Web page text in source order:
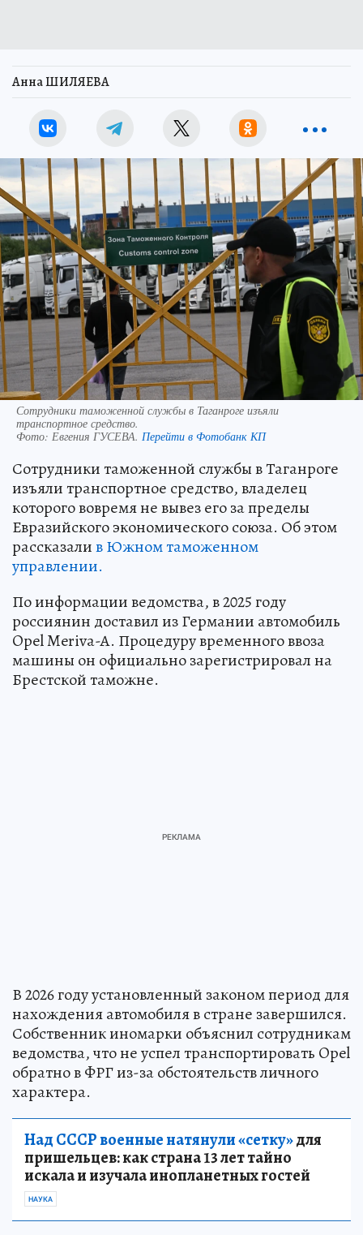
Анна ШИЛЯЕВА
Сотрудники таможенной службы в Таганроге изъяли
транспортное средство.
Фото: Евгения ГУСЕВА. Перейти в Фотобанк КП
Сотрудники таможенной службы в Таганроге
изъяли транспортное средство, владелец
которого вовремя не вывез его за пределы
Евразийского экономического союза. Об этом
рассказалив Южном таможенном
управлении.
По информации ведомства, в 2025 году
россиянин доставил из Германии автомобиль
Opel Meriva-A. Процедуру временного ввоза
машины он официально зарегистрировал на
Брестской таможне.
В 2026 году установленный законом период для
нахождения автомобиля в стране завершился.
Собственник иномарки объяснил сотрудникам
ведомства, что не успел транспортировать Opel
обратно в ФРГ из-за обстоятельств личного
характера.
Над СССР военные натянули «сетку»для
пришельцев: как страна 13 лет тайно
искала и изучала инопланетных гостей
НАУКА